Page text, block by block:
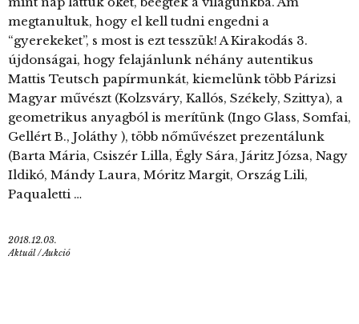
megtanultuk, hogy el kell tudni engedni a
“gyerekeket”, s most is ezt tesszük! A Kirakodás 3.
újdonságai, hogy felajánlunk néhány autentikus
Mattis Teutsch papírmunkát, kiemelünk több Párizsi
Magyar művészt (Kolzsváry, Kallós, Székely, Szittya), a
geometrikus anyagból is merítünk (Ingo Glass, Somfai,
Gellért B., Joláthy ), több nőművészet prezentálunk
(Barta Mária, Csiszér Lilla, Égly Sára, Járitz Józsa, Nagy
Ildikó, Mándy Laura, Móritz Margit, Ország Lili,
Paqualetti …
2018.12.03.
Aktuál/Aukció